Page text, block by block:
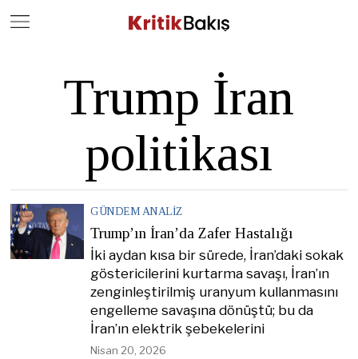
Trump İran
politikası
GÜNDEM ANALIZ
Trump’ın İran’da Zafer Hastalığı
İki aydan kısa bir sürede, İran’daki sokak
göstericilerini kurtarma savaşı, İran’ın
zenginleştirilmiş uranyum kullanmasını
engelleme savaşına dönüştü; bu da
İran’ın elektrik şebekelerini
Nisan 20, 2026